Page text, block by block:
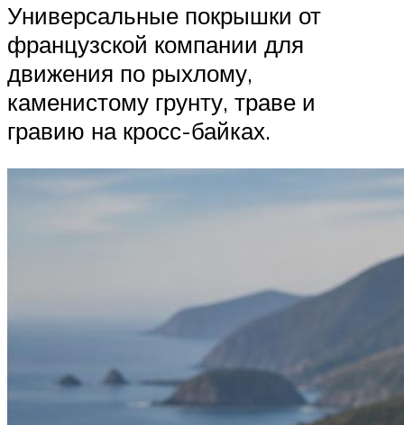
Универсальные покрышки от
французской компании для
движения по рыхлому,
каменистому грунту, траве и
гравию на кросс-байках.